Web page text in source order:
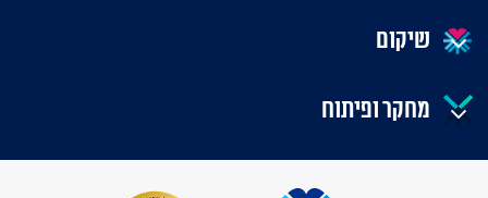
שיקום
מחקר ופיתוח